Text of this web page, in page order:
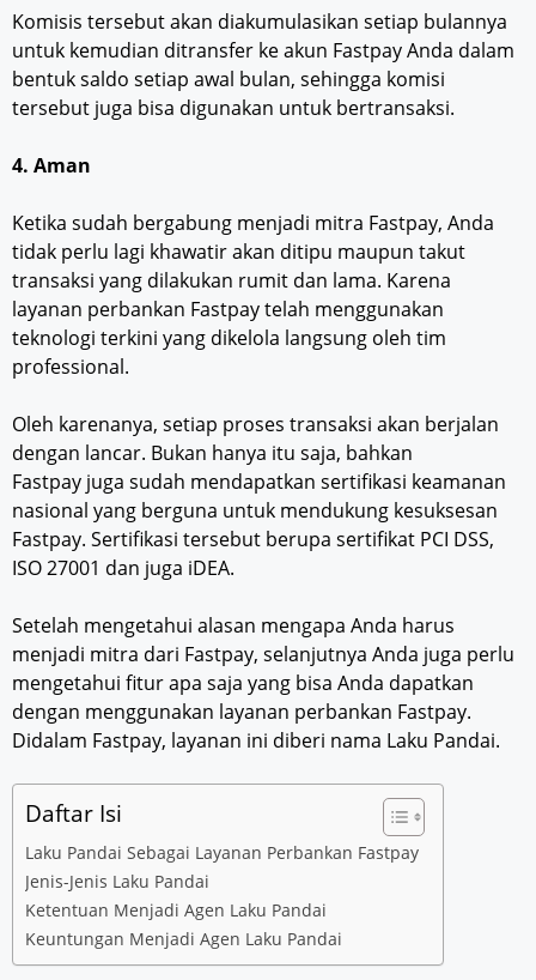
Komisis tersebut akan diakumulasikan setiap bulannya
untuk kemudian ditransfer ke akun Fastpay Anda dalam
bentuk saldo setiap awal bulan, sehingga komisi
tersebut juga bisa digunakan untuk bertransaksi.
4. Aman
Ketika sudah bergabung menjadi mitra Fastpay, Anda
tidak perlu lagi khawatir akan ditipu maupun takut
transaksi yang dilakukan rumit dan lama. Karena
layanan perbankan Fastpay telah menggunakan
teknologi terkini yang dikelola langsung oleh tim
professional.
Oleh karenanya, setiap proses transaksi akan berjalan
dengan lancar. Bukan hanya itu saja, bahkan
Fastpay juga sudah mendapatkan sertifikasi keamanan
nasional yang berguna untuk mendukung kesuksesan
Fastpay. Sertifikasi tersebut berupa sertifikat PCI DSS,
ISO 27001 dan juga iDEA.
Setelah mengetahui alasan mengapa Anda harus
menjadi mitra dari Fastpay, selanjutnya Anda juga perlu
mengetahui fitur apa saja yang bisa Anda dapatkan
dengan menggunakan layanan perbankan Fastpay.
Didalam Fastpay, layanan ini diberi nama Laku Pandai.
Daftar Isi
Laku Pandai Sebagai Layanan Perbankan Fastpay
Jenis-Jenis Laku Pandai
Ketentuan Menjadi Agen Laku Pandai
Keuntungan Menjadi Agen Laku Pandai